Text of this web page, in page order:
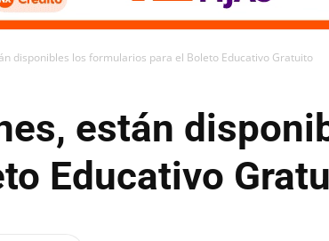
disponibles los formularios para el Boleto Educativo Gratuito
están
Educativo